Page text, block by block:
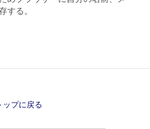
する。
ップに戻る